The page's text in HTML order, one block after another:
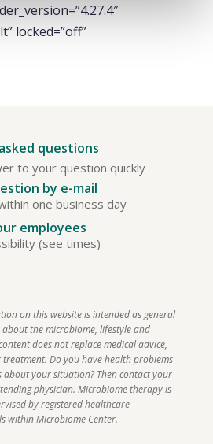
locked=”off”
questions
to your question quickly
by e-mail
one business day
employees
(see times)
on this website is intended as general
the microbiome, lifestyle and
does not replace medical advice,
treatment. Do you have health problems
about your situation? Then contact your
physician. Microbiome therapy is
by registered healthcare
within Microbiome Center.